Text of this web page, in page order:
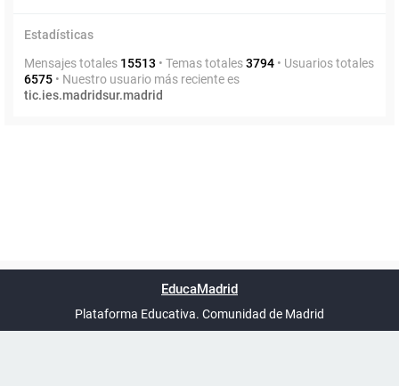
Estadísticas
Mensajes totales 15513 • Temas totales3794 • Usuarios totales
6575 • Nuestro usuario más reciente es
tic.ies.madridsur.madrid
UTC+02:00
phpBB España
EducaMadrid
Plataforma Educativa. Comunidad de Madrid